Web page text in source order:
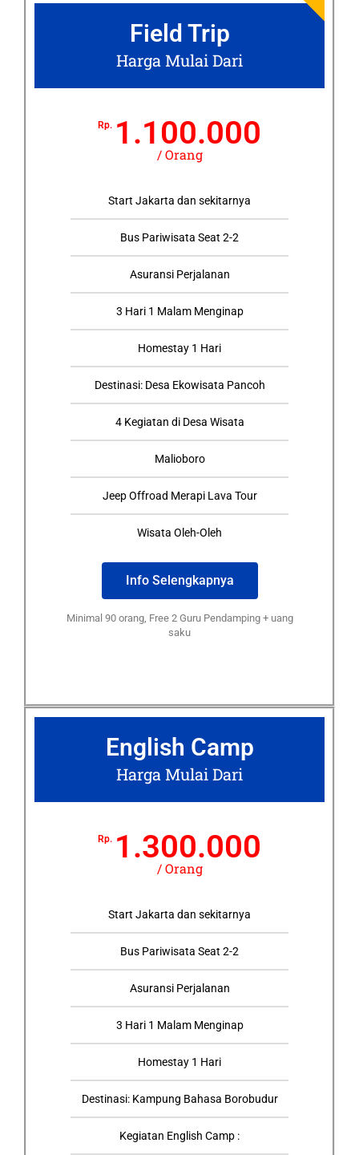
Field Trip
Harga Mulai Dari
Rp. 1.100.000
/ Orang
Start Jakarta dan sekitarnya
Bus Pariwisata Seat 2-2
Asuransi Perjalanan
3 Hari 1 Malam Menginap
Homestay 1 Hari
Destinasi: Desa Ekowisata Pancoh
4 Kegiatan di Desa Wisata
Malioboro
Jeep Offroad Merapi Lava Tour
Wisata Oleh-Oleh
Info Selengkapnya
Minimal 90 orang, Free 2 Guru Pendamping + uang
saku
English Camp
Harga Mulai Dari
Rp. 1.300.000
/ Orang
Start Jakarta dan sekitarnya
Bus Pariwisata Seat 2-2
Asuransi Perjalanan
3 Hari 1 Malam Menginap
Homestay 1 Hari
Destinasi: Kampung Bahasa Borobudur
Kegiatan English Camp :